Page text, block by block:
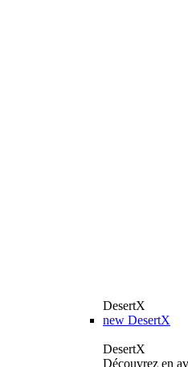
DesertX
new DesertX
DesertX
Découvrez en